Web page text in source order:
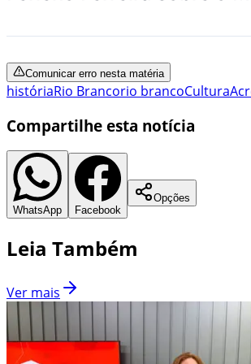
Comunicar erro nesta matéria
históriaRio Brancorio brancoCultura
Compartilhe esta notícia
WhatsApp Facebook
Opções
Leia Também
Ver mais